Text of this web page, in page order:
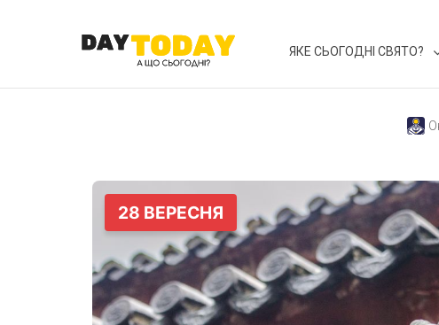
ЯКЕ СЬОГОДНІ СВЯТО?